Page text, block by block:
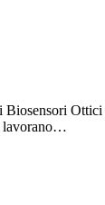
lavorano…